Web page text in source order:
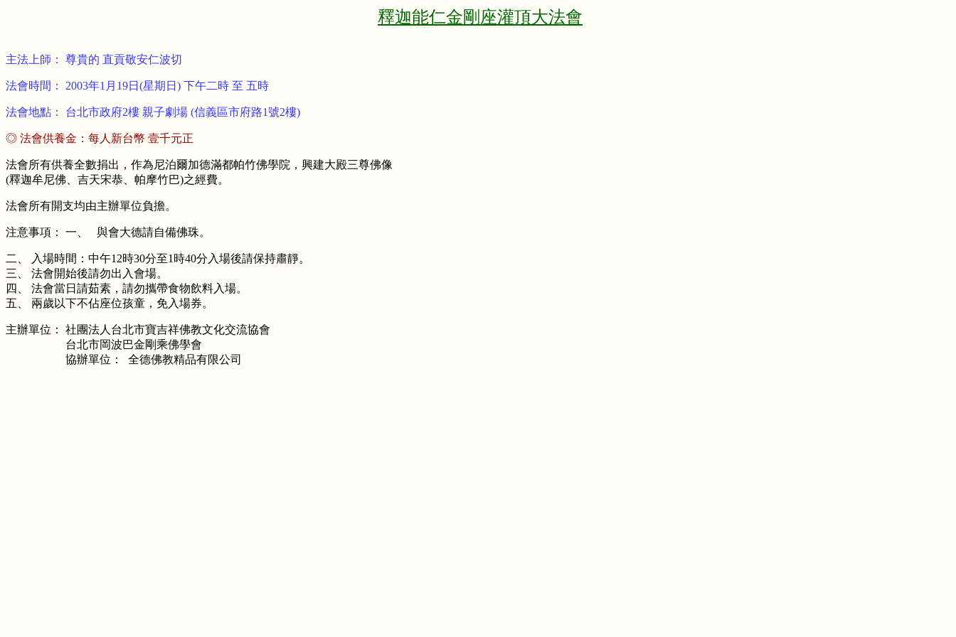
釋迦能仁金剛座灌頂大法會
主法上師： 尊貴的 直貢敬安仁波切
法會時間： 2003年1月19日(星期日) 下午二時 至 五時
法會地點： 台北市政府2樓 親子劇場 (信義區市府路1號2樓)
◎ 法會供養金：每人新台幣 壹千元正
法會所有供養全數捐出，作為尼泊爾加德滿都帕竹佛學院，興建大殿三尊佛像
(釋迦牟尼佛、吉天宋恭、帕摩竹巴)之經費。
法會所有開支均由主辦單位負擔。
注意事項： 一、 與會大德請自備佛珠。
二、 入場時間：中午12時30分至1時40分入場後請保持肅靜。
三、 法會開始後請勿出入會場。
四、 法會當日請茹素，請勿攜帶食物飲料入場。
五、 兩歲以下不佔座位孩童，免入場券。
主辦單位： 社團法人台北市寶吉祥佛教文化交流協會
台北市岡波巴金剛乘佛學會
協辦單位： 全德佛教精品有限公司